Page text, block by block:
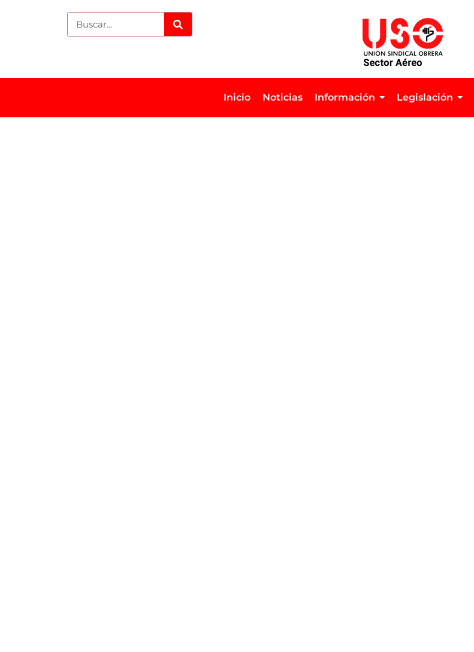
Inicio Noticias Información Legislación